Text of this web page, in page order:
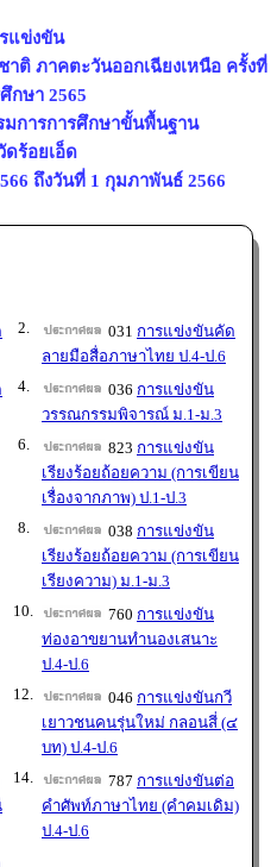
แข่งขัน
ติ ภาคตะวันออกเฉียงเหนือ ครั้งที่
กษา 2565
การการศึกษาขั้นพื้นฐาน
ร้อยเอ็ด
ถึงวันที่ 1 กุมภาพันธ์ 2566
2. 031 การแข่งขันคัด
ลายมือสื่อภาษาไทย ป.4-ป.6
4. 036 การแข่งขัน
วรรณกรรมพิจารณ์ ม.1-ม.3
6. 823 การแข่งขัน
เรียงร้อยถ้อยความ (การเขียน
เรื่องจากภาพ) ป.1-ป.3
8. 038 การแข่งขัน
เรียงร้อยถ้อยความ (การเขียน
เรียงความ) ม.1-ม.3
10. 760 การแข่งขัน
ท่องอาขยานทำนองเสนาะ
ป.4-ป.6
12. 046 การแข่งขันกวี
เยาวชนคนรุ่นใหม่ กลอนสี่ (๔
บท) ป.4-ป.6
14. 787 การแข่งขันต่อ
คำศัพท์ภาษาไทย (คำคมเดิม)
ป.4-ป.6